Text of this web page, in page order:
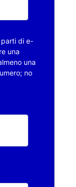
parti di e-
una
una
no